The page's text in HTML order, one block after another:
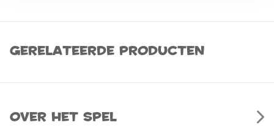
Gerelateerde producten
Over het spel